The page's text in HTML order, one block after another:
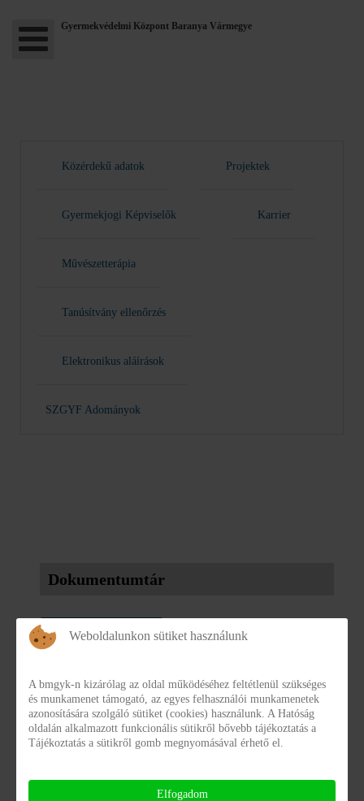
Gyermekvédelmi Központ Baranya Vármegye
Közérdekű adatok Projektek
Gyermekjogi Képviselők Karrier
Művészetterápia
Tanúsítvány ellenőrzés
Elektronikus aláírások
SZGYF Adományok
Dokumentumtár
KATEGÓRIÁK
Adatbázisok, nyilvántartások leíró adatai - Archívum
(0)
data_maping_gdpr_bmgyk.xlsx
Weboldalunkon sütiket használunk
A bmgyk-n kizárólag az oldal működéséhez feltétlenül szükséges
és munkamenet támogató, az egyes felhasználói munkamenetek
azonosítására szolgáló sütiket (cookies) használunk. A Hatóság
oldalán alkalmazott funkcionális sütikről bővebb tájékoztatás a
Tájékoztatás a sütikről gomb megnyomásával érhető el.
Elfogadom